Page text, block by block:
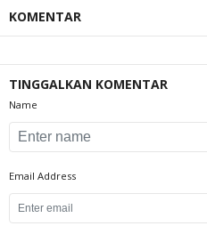
KOMENTAR
TINGGALKAN KOMENTAR
Name
Email Address